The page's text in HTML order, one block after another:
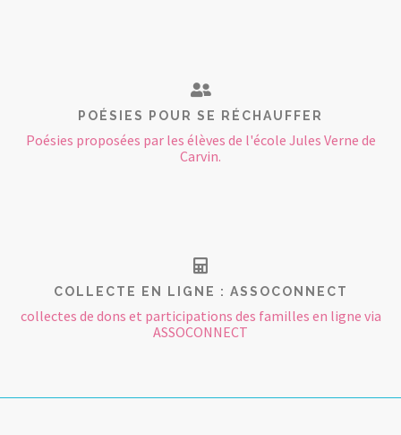
POÉSIES POUR SE RÉCHAUFFER
Poésies proposées par les élèves de l'école Jules Verne de
Carvin.
COLLECTE EN LIGNE : ASSOCONNECT
collectes de dons et participations des familles en ligne via
ASSOCONNECT